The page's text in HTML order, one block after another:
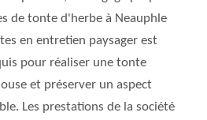
de tonte d'herbe à Neauphle
en entretien paysager est
pour réaliser une tonte
et préserver un aspect
Les prestations de la société